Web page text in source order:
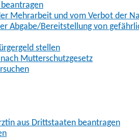
Mehrarbeit und vom Verbot der
Abgabe/Bereitstellung von
stellen
Mutterschutzgesetz
aus Drittstaaten beantragen